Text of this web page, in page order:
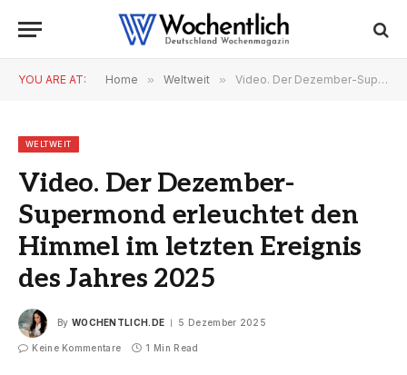
YOU ARE AT: Home » Weltweit » Video. Der Dezember-Supermond erleuchtet den Himmel im letzten Ereignis des Jahres 2025
WELTWEIT
Video. Der Dezember-
Supermond erleuchtet den
Himmel im letzten Ereignis
des Jahres 2025
By WOCHENTLICH.DE 5 Dezember 2025
Keine Kommentare 1 Min Read